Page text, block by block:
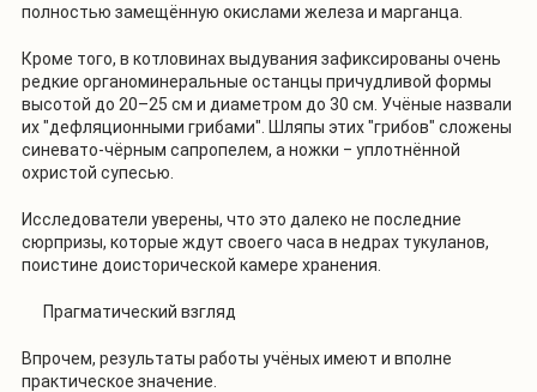
полностью замещённую окислами железа и марганца.
Кроме того, в котловинах выдувания зафиксированы очень
редкие органоминеральные останцы причудливой формы
высотой до 20–25 см и диаметром до 30 см. Учёные назвали
их "дефляционными грибами". Шляпы этих "грибов" сложены
синевато-чёрным сапропелем, а ножки ‒ уплотнённой
охристой супесью.
Исследователи уверены, что это далеко не последние
сюрпризы, которые ждут своего часа в недрах тукуланов,
поистине доисторической камере хранения.
Прагматический взгляд
Впрочем, результаты работы учёных имеют и вполне
практическое значение.